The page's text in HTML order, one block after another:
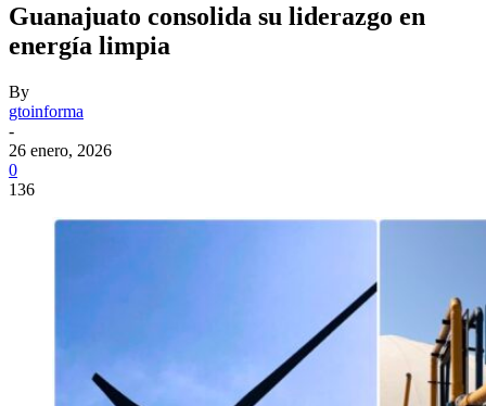
Guanajuato consolida su liderazgo en
energía limpia
By
gtoinforma
-
26 enero, 2026
0
136